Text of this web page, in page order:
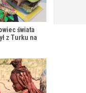
świata
z Turku na